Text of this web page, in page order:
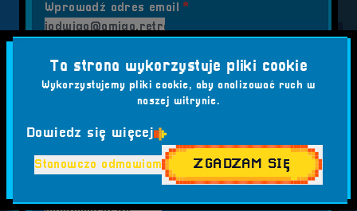
Wprowadź adres email*
Wprowadź numer telefonu*
dyspozycji, nie podawaj prefiksu, z naszej budki nie
możemy dzwonić na międzynarodowe.
Wprowadź treść wiadomości
Ta strona wykorzystuje pliki cookie
Wykorzystujemy pliki cookie, aby analizować ruch w
naszej witrynie.
Dowiedz się więcej
Stanowczo odmawiam ZGADZAM SIĘ